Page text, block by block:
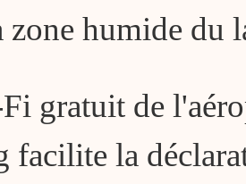
zone humide du
gratuit de
facilite la